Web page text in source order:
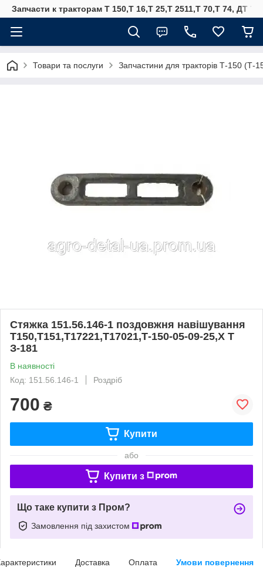
Запчасти к тракторам Т 150,Т 16,Т 25,Т 2511,Т 70,Т 74, ДТ
Товари та послуги Запчастини для тракторів Т-150
Стяжка 151.56.146-1 поздовжня навішування
Т150,Т151,Т17221,Т17021,Т-150-05-09-25,Х Т
З-181
В наявності
Код: 151.56.146-1
Роздріб
700 ₴
Купити
або
Купити з
Що таке купити з Пром?
Замовлення під захистом
Доставка Оплата Умови повернення